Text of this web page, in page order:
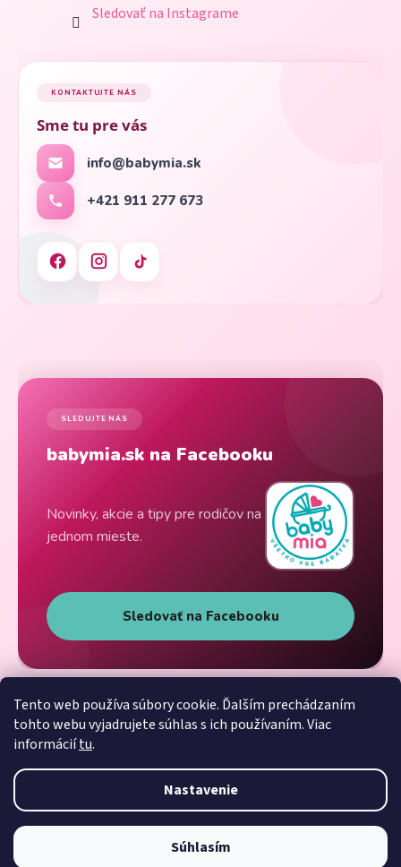
Tento web používa súbory cookie. Ďalším prechádzaním
tohto webu vyjadrujete súhlas s ich používaním. Viac
informáciítu.
Nastavenie
Súhlasím
Sledovať na Instagrame
KONTAKTUJTE NÁS
Sme tu pre vás
info@babymia.sk
+421 911 277 673
SLEDUJTE NÁS
babymia.sk na Facebooku
Novinky, akcie a tipy pre rodičov na
jednom mieste.
Sledovať na Facebooku
Vytvoril Shoptet